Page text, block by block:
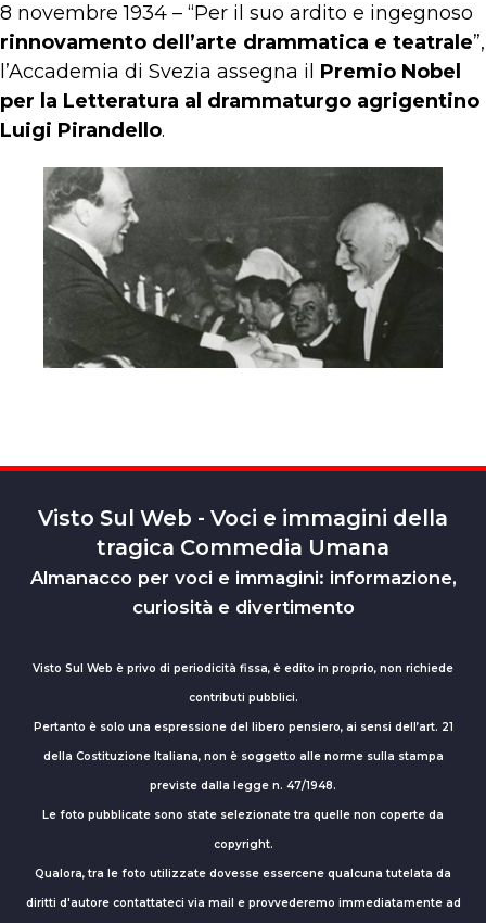
8 novembre 1934 – “Per il suo ardito e ingegnoso
rinnovamento dell’arte drammatica e teatrale”,
l’Accademia di Svezia assegna il Premio Nobel
per la Letteratura al drammaturgo agrigentino
Luigi Pirandello.
Visto Sul Web - Voci e immagini della
tragica Commedia Umana
Almanacco per voci e immagini: informazione,
curiosità e divertimento
Visto Sul Web è privo di periodicità fissa, è edito in proprio, non richiede
contributi pubblici.
Pertanto è solo una espressione del libero pensiero, ai sensi dell’art. 21
della Costituzione Italiana, non è soggetto alle norme sulla stampa
previste dalla legge n. 47/1948.
Le foto pubblicate sono state selezionate tra quelle non coperte da
copyright.
Qualora, tra le foto utilizzate dovesse essercene qualcuna tutelata da
diritti d'autore contattateci via mail e provvederemo immediatamente ad